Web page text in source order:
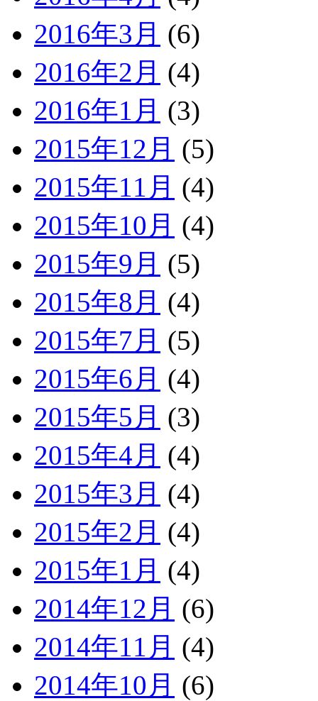
2016年3月 (6)
2016年2月 (4)
2016年1月 (3)
2015年12月 (5)
2015年11月 (4)
2015年10月 (4)
2015年9月 (5)
2015年8月 (4)
2015年7月 (5)
2015年6月 (4)
2015年5月 (3)
2015年4月 (4)
2015年3月 (4)
2015年2月 (4)
2015年1月 (4)
2014年12月 (6)
2014年11月 (4)
2014年10月 (6)